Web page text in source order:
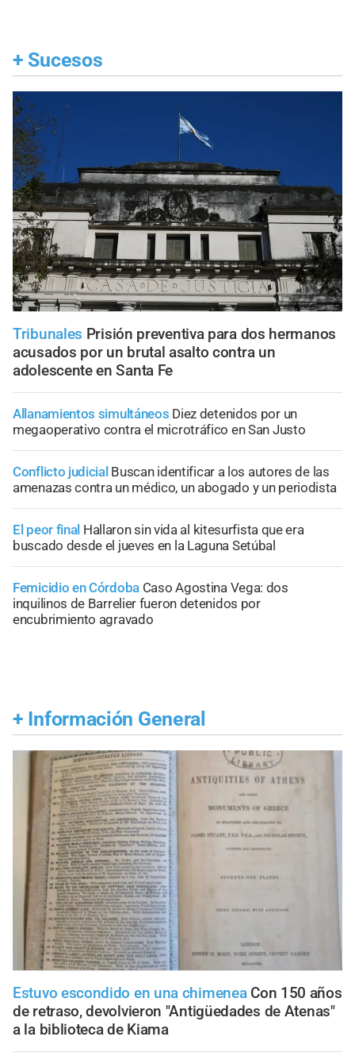
+ Sucesos
Tribunales Prisión preventiva para dos hermanos
acusados por un brutal asalto contra un
adolescente en Santa Fe
Allanamientos simultáneos Diez detenidos por un
megaoperativo contra el microtráfico en San Justo
Conflicto judicial Buscan identificar a los autores de las
amenazas contra un médico, un abogado y un periodista
El peor final Hallaron sin vida al kitesurfista que era
buscado desde el jueves en la Laguna Setúbal
Femicidio en Córdoba Caso Agostina Vega: dos
inquilinos de Barrelier fueron detenidos por
encubrimiento agravado
+ Información General
Estuvo escondido en una chimenea Con 150 años
de retraso, devolvieron "Antigüedades de Atenas"
a la biblioteca de Kiama